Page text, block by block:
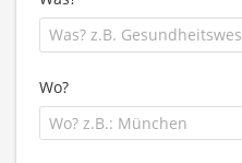
Wo?